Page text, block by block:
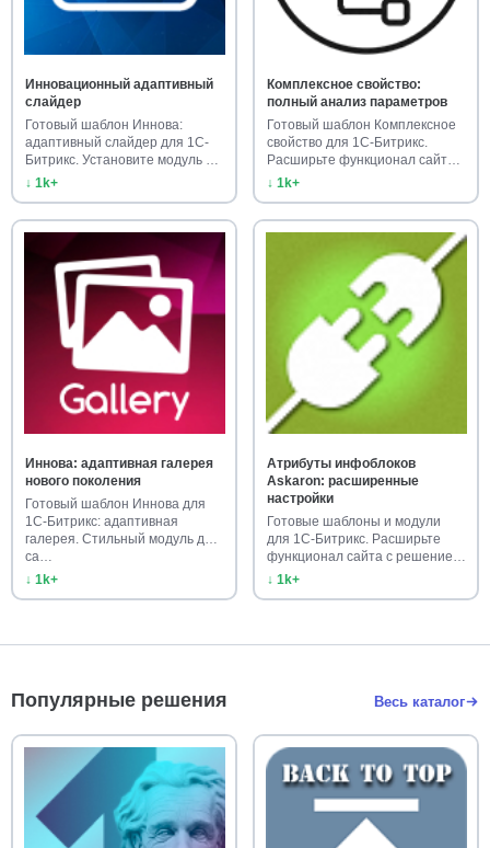
Инновационный адаптивный
слайдер
Готовый шаблон Иннова:
адаптивный слайдер для 1С-
Битрикс. Установите модуль и
ул…
↓ 1k+
Комплексное свойство:
полный анализ параметров
Готовый шаблон Комплексное
свойство для 1С-Битрикс.
Расширьте функционал сайта
г…
↓ 1k+
Иннова: адаптивная галерея
нового поколения
Готовый шаблон Иннова для
1С-Битрикс: адаптивная
галерея. Стильный модуль для
са…
↓ 1k+
Атрибуты инфоблоков
Askaron: расширенные
настройки
Готовые шаблоны и модули
для 1С-Битрикс. Расширьте
функционал сайта с решением
А…
↓ 1k+
Популярные решения Весь каталог